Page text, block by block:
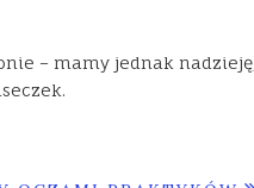
– mamy jednak nadzieję,